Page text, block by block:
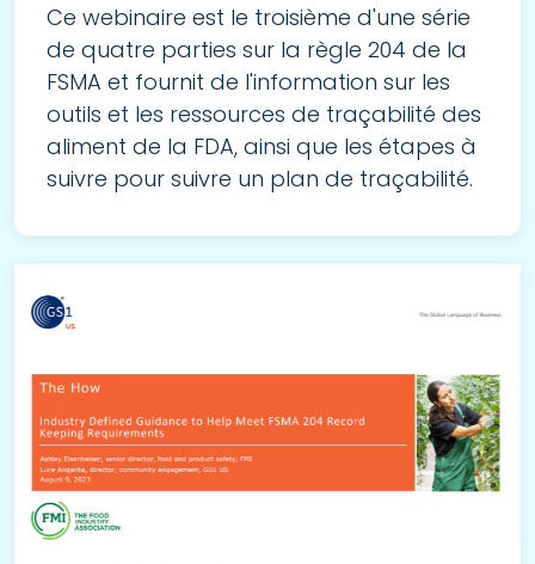
Ce webinaire est le troisième d'une série
de quatre parties sur la règle 204 de la
FSMA et fournit de l'information sur les
outils et les ressources de traçabilité des
aliment de la FDA, ainsi que les étapes à
suivre pour suivre un plan de traçabilité.